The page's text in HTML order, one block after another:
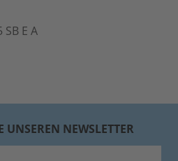
SB E A
NEWSLETTER